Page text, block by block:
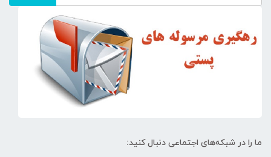
ما را در شبکه‌های اجتماعی دنبال کنید: